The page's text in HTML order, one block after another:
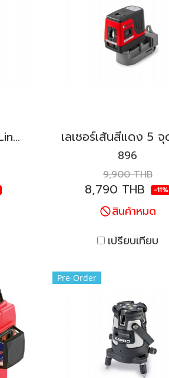
เลเซอร์เส้นสีแดง All-Lines KAPRO รุ่น 875-SET Prolaser®
896
9,900 THB
8,790 THB -11%
สินค้าหมด
เปรียบเทียบ
Pre-Order